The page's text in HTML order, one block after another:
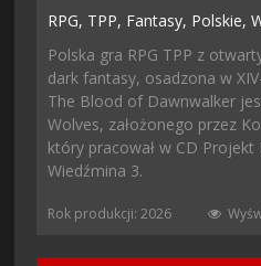
RPG, TPP, Fantasy, Polskie,
Polska gra RPG TPP z
dark fantasy, osadzona w
The Blood of Dawnwalker
Wolves, założonego przez
który pracował w CD Projekt
Wiedźmina 3.
Rok produkcji: 2026